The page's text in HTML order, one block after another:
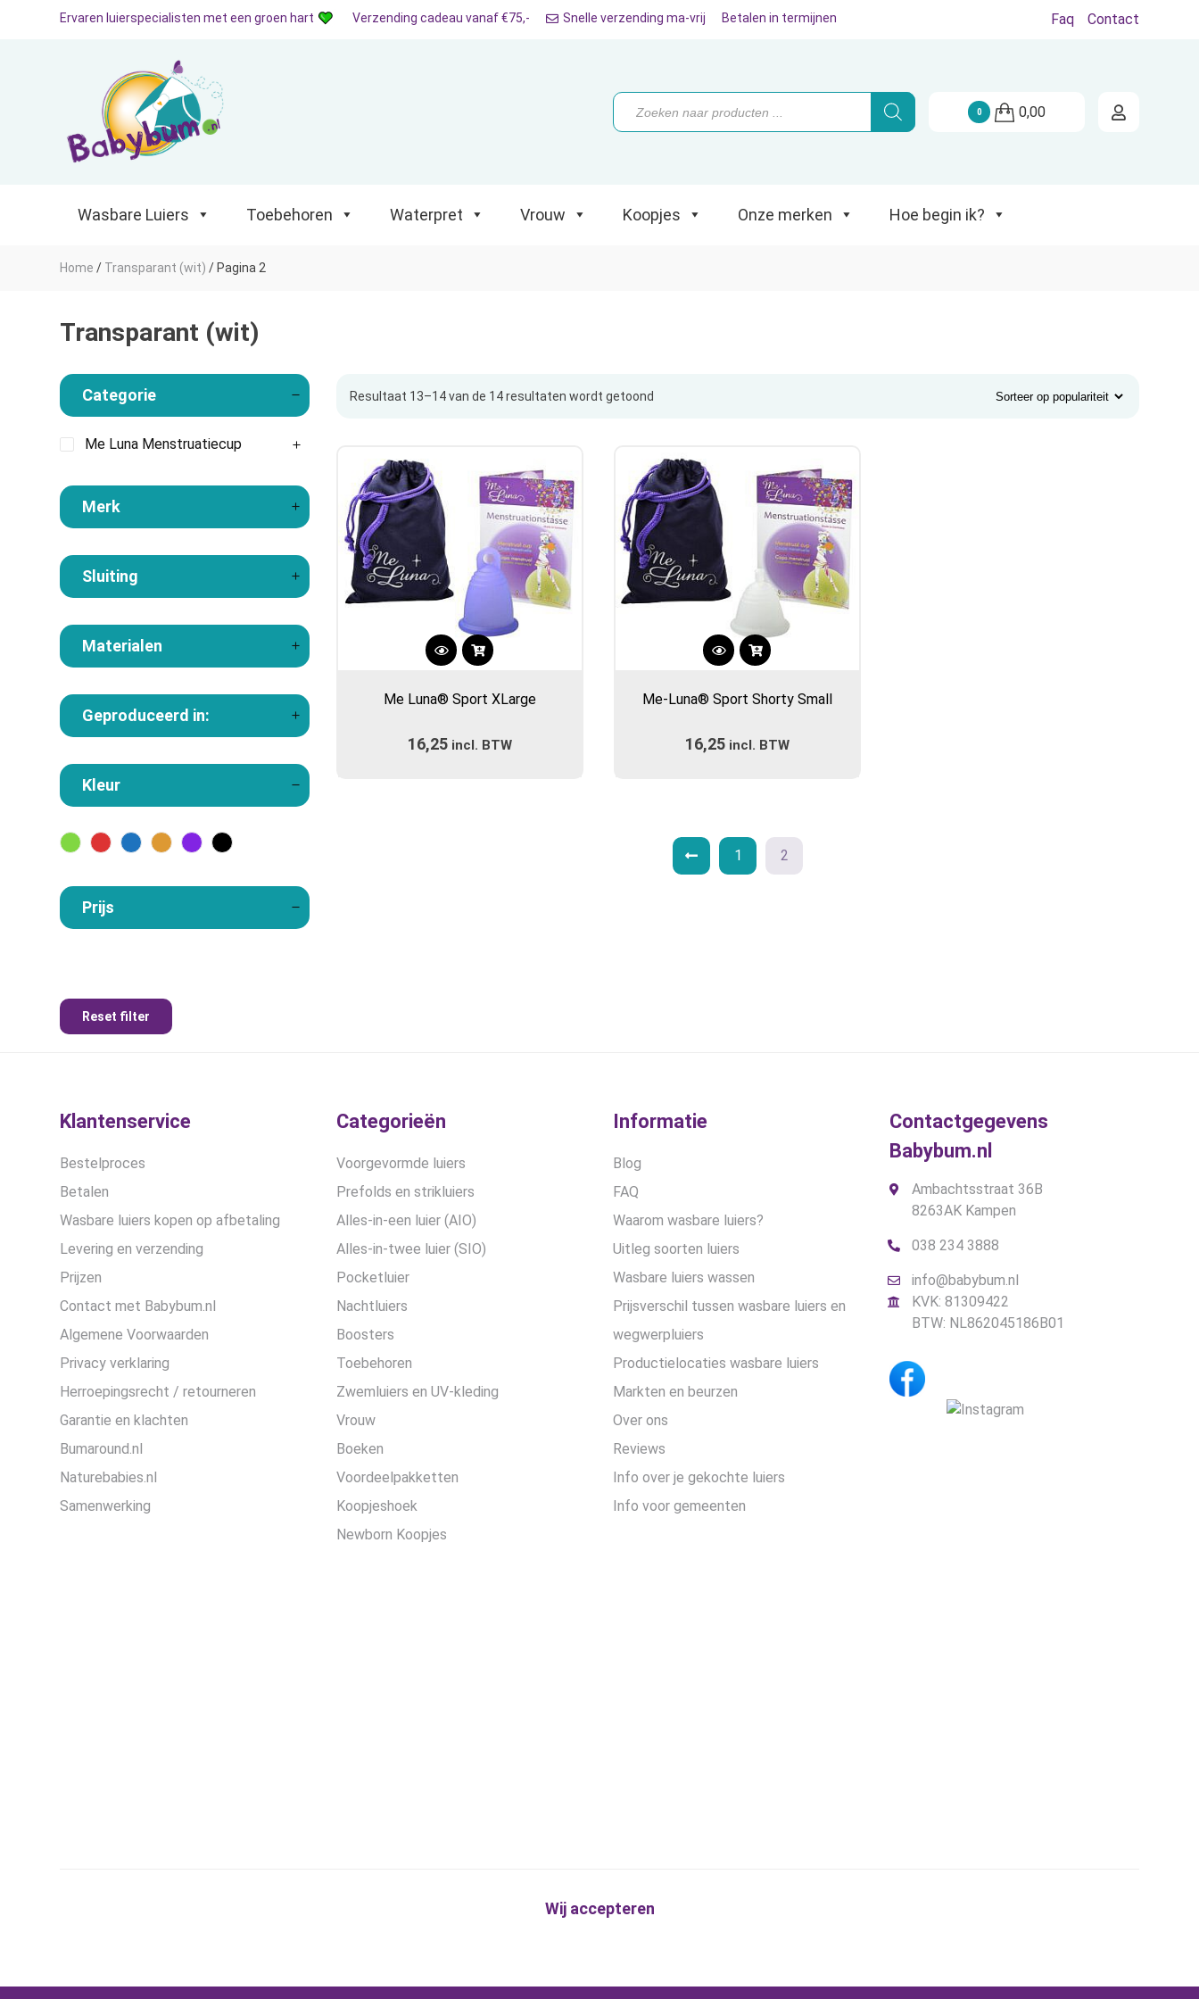
Wasbare Luiers Toebehoren Koopjes Onze merken Hoe begin ik?
Ervaren luierspecialisten met een groen hart Verzending cadeau vanaf €75,- Snelle verzending ma-vrij Betalen in termijnen Faq Contact
Producten
zoeken
0 0,00
Wasbare Luiers Toebehoren Waterpret Vrouw Koopjes Onze merken Hoe begin ik?
Home / Transparant (wit) / Pagina 2
Transparant (wit)
Categorie
Me Luna Menstruatiecup
Merk
Sluiting
Materialen
Geproduceerd in:
Kleur
Prijs
Reset filter
Resultaat 13–14 van de 14 resultaten wordt getoond
Dit
heeft
variaties.
Me Luna® Sport XLarge
16,25 incl. BTW
Dit
heeft
variaties.
worden
op
Me-Luna® Sport Shorty Small
16,25 incl. BTW
1 2
Klantenservice
Bestelproces
Betalen
Wasbare luiers kopen op afbetaling
Levering en verzending
Prijzen
Contact met Babybum.nl
Algemene Voorwaarden
Privacy verklaring
Herroepingsrecht / retourneren
Garantie en klachten
Bumaround.nl
Naturebabies.nl
Samenwerking
Categorieën
Voorgevormde luiers
Prefolds en strikluiers
Alles-in-een luier (AIO)
Alles-in-twee luier (SIO)
Pocketluier
Nachtluiers
Boosters
Toebehoren
Zwemluiers en UV-kleding
Vrouw
Boeken
Voordeelpakketten
Koopjeshoek
Newborn Koopjes
Informatie
Blog
FAQ
Waarom wasbare luiers?
Uitleg soorten luiers
Wasbare luiers wassen
Prijsverschil tussen wasbare luiers en
wegwerpluiers
Productielocaties wasbare luiers
Markten en beurzen
Over ons
Reviews
Info over je gekochte luiers
Info voor gemeenten
Contactgegevens
Babybum.nl
Ambachtsstraat 36B
8263AK Kampen
038 234 3888
info@babybum.nl
KVK: 81309422
BTW: NL862045186B01
Wij accepteren